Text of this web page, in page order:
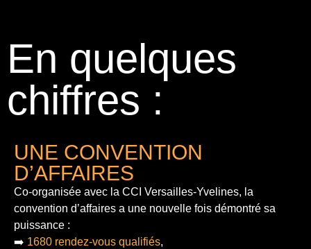
En quelques
chiffres :
UNE CONVENTION
D’AFFAIRES
Co-organisée avec la CCI Versailles-Yvelines, la
convention d’affaires a une nouvelle fois démontré sa
puissance :
➡️ 1680 rendez-vous qualifiés,